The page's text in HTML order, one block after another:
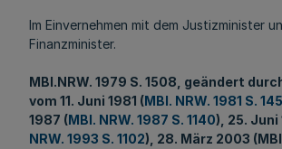
Im Einvernehmen mit dem Justizminister
Finanzminister.
MBl.NRW. 1979 S. 1508, geändert
vom 11. Juni 1981 (MBl. NRW. 1981 S.
1987 (MBl. NRW. 1987 S. 1140), 25. Juni
NRW. 1993 S. 1102), 28. März 2003